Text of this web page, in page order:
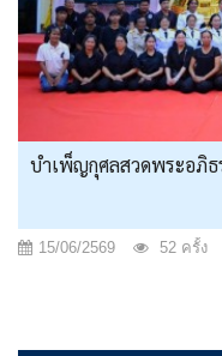
บำเพ็ญกุศลสวดพระอภิธ
15/06/2569 52 ครั้ง